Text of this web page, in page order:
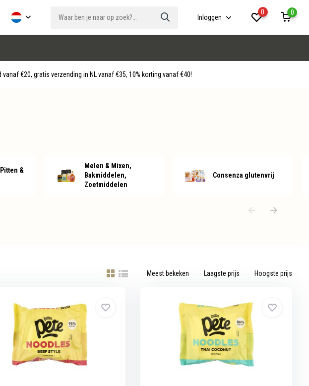
Inloggen
0
0
€20, gratis verzending in NL vanaf €35, 10% korting vanaf €40!
&
Melen & Mixen,
Bakmiddelen,
Zoetmiddelen
Consenza glutenvrij
Meest bekeken Laagste prijs Hoogste prijs